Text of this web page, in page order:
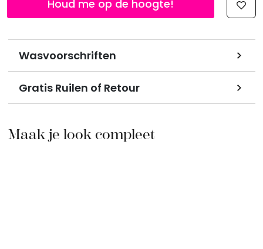
Wasvoorschriften
Gratis Ruilen of Retour
Houd me op de hoogte!
Maak je look compleet